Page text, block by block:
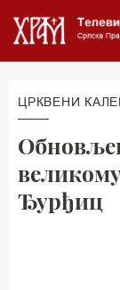
ЦРКВЕНИ
Ђурђиц